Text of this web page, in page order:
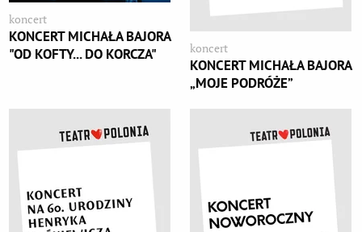
koncert
KONCERT MICHAŁA BAJORA
"OD KOFTY... DO KORCZA"
koncert
KONCERT MICHAŁA BAJORA
„MOJE PODRÓŻE”